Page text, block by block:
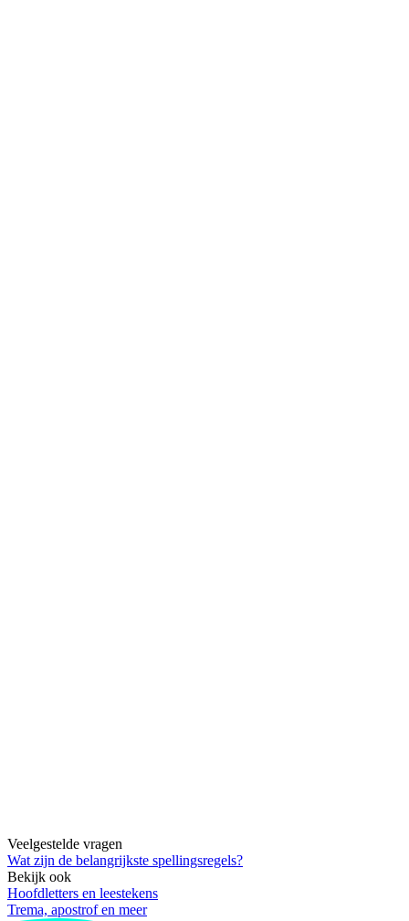
Veelgestelde vragen
Wat zijn de belangrijkste spellingsregels?
Bekijk ook
Hoofdletters en leestekens
Trema, apostrof en meer